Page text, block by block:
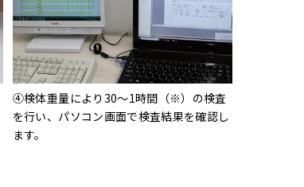
④検体重量により30～1時間（※）の検査
を行い、パソコン画面で検査結果を確認し
ます。